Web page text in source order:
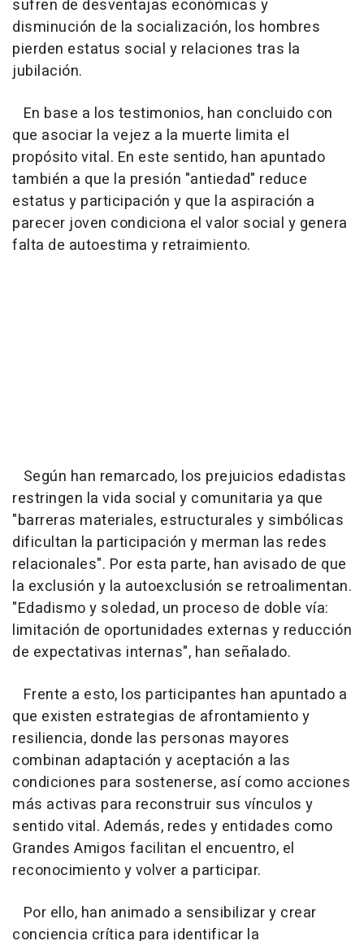
sufren de desventajas económicas y
disminución de la socialización, los hombres
pierden estatus social y relaciones tras la
jubilación.
En base a los testimonios, han concluido con
que asociar la vejez a la muerte limita el
propósito vital. En este sentido, han apuntado
también a que la presión "antiedad" reduce
estatus y participación y que la aspiración a
parecer joven condiciona el valor social y genera
falta de autoestima y retraimiento.
Según han remarcado, los prejuicios edadistas
restringen la vida social y comunitaria ya que
"barreras materiales, estructurales y simbólicas
dificultan la participación y merman las redes
relacionales". Por esta parte, han avisado de que
la exclusión y la autoexclusión se retroalimentan.
"Edadismo y soledad, un proceso de doble vía:
limitación de oportunidades externas y reducción
de expectativas internas", han señalado.
Frente a esto, los participantes han apuntado a
que existen estrategias de afrontamiento y
resiliencia, donde las personas mayores
combinan adaptación y aceptación a las
condiciones para sostenerse, así como acciones
más activas para reconstruir sus vínculos y
sentido vital. Además, redes y entidades como
Grandes Amigos facilitan el encuentro, el
reconocimiento y volver a participar.
Por ello, han animado a sensibilizar y crear
conciencia crítica para identificar la